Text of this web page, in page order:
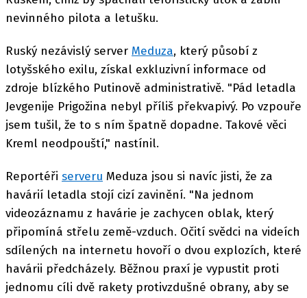
nevinného pilota a letušku.
Ruský nezávislý server Meduza, který působí z
lotyšského exilu, získal exkluzivní informace od
zdroje blízkého Putinově administrativě. "Pád letadla
Jevgenije Prigožina nebyl příliš překvapivý. Po vzpouře
jsem tušil, že to s ním špatně dopadne. Takové věci
Kreml neodpouští," nastínil.
Reportéři serveru Meduza jsou si navíc jisti, že za
havárií letadla stojí cizí zavinění. "Na jednom
videozáznamu z havárie je zachycen oblak, který
připomíná střelu země-vzduch. Očití svědci na videích
sdílených na internetu hovoří o dvou explozích, které
havárii předcházely. Běžnou praxí je vypustit proti
jednomu cíli dvě rakety protivzdušné obrany, aby se